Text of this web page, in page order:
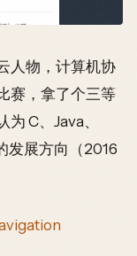
人物，计算机协
赛，拿了个三等
C、Java、
发展方向（2016